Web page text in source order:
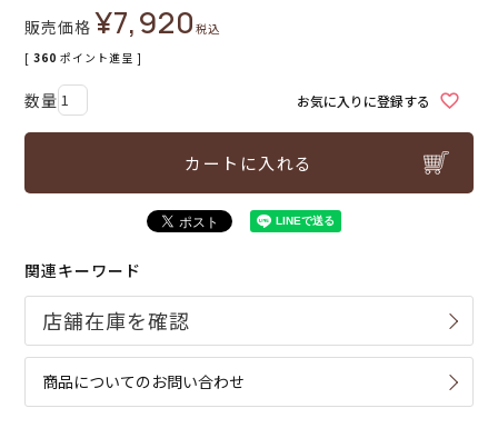
販売価格 ¥7,920税込
[ 360 ポイント進呈 ]
お気に入りに登録する
カートに入れる
関連キーワード
商品についてのお問い合わせ